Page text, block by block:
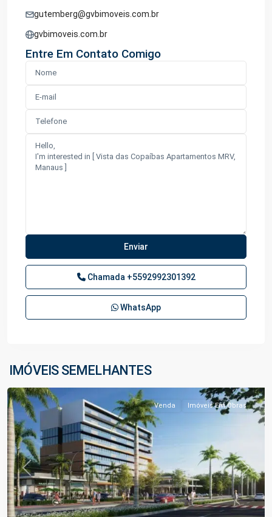
gutemberg@gvbimoveis.com.br
gvbimoveis.com.br
Entre Em Contato Comigo
Chamada +5592992301392
WhatsApp
IMÓVEIS SEMELHANTES
Planalto
Manaus
Previous Next
Venda Imóveis Em Obras